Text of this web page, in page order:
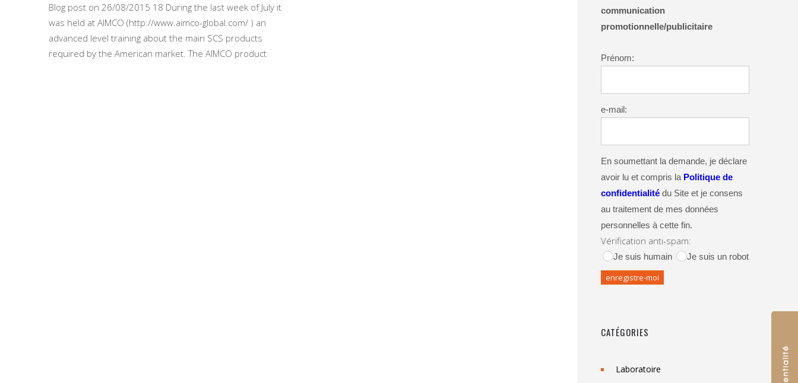
Blog post on 26/08/2015 18 During the last week of July it
was held at AIMCO (http://www.aimco-global.com/ ) an
advanced level training about the main SCS products
required by the American market. The AIMCO product
communication
promotionnelle/publicitaire
Prénom:
e-mail:
En soumettant la demande, je déclare
avoir lu et compris la Politique de
confidentialité du Site et je consens
au traitement de mes données
personnelles à cette fin.
Vérification anti-spam:
Je suis humain Je suis un robot
CATÉGORIES
Laboratoire